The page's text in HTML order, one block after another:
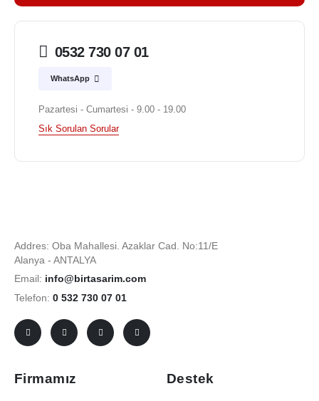
0532 730 07 01
WhatsApp
Pazartesi - Cumartesi - 9.00 - 19.00
Sık Sorulan Sorular
Addres: Oba Mahallesi. Azaklar Cad. No:11/E
Alanya - ANTALYA
Email: info@birtasarim.com
Telefon: 0 532 730 07 01
Firmamız Destek